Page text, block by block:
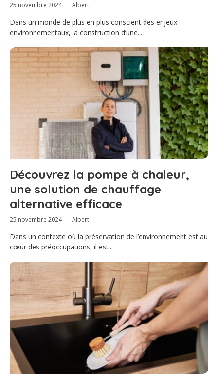
25 novembre 2024 Albert
Dans un monde de plus en plus conscient des enjeux
environnementaux, la construction d’une...
Découvrez la pompe à chaleur,
une solution de chauffage
alternative efficace
25 novembre 2024 Albert
Dans un contexte où la préservation de l’environnement est au
cœur des préoccupations, il est...